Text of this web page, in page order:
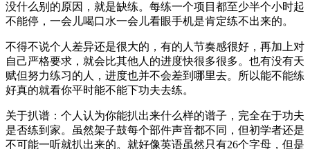
没什么别的原因，就是缺练。每练一个项目都至少半个小时起
不能停，一会儿喝口水一会儿看眼手机是肯定练不出来的。
不得不说个人差异还是很大的，有的人节奏感很好，再加上对
自己严格要求，就会比其他人的进度快很多很多。也有没有天
赋但努力练习的人，进度也并不会差到哪里去。所以能不能练
好真的就看你平时能不能下功夫去练。
关于扒谱：个人认为你能扒出来什么样的谱子，完全在于功夫
是否练到家。虽然架子鼓每个部件声音都不同，但初学者还是
不可能一听就扒出来的。就好像英语虽然只有26个字母，但是